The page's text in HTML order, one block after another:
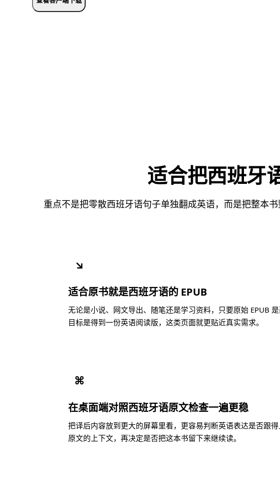
适合把西班牙
重点不是把零散西班牙语句子单独翻成英语，而是把整本
↘
适合原书就是西班牙语的 EPUB
无论是小说、网文导出、随笔还是学习资料，只要原始 EPUB 是
目标是得到一份英语阅读版，这类页面就更贴近真实需求。
⌘
在桌面端对照西班牙语原文检查一遍更稳
把译后内容放到更大的屏幕里看，更容易判断英语表达是否跟
原文的上下文，再决定是否把这本书留下来继续读。